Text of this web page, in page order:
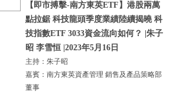
【即市搏擊-南方東英ETF】港股兩萬
點拉鋸 科技龍頭季度業績陸續揭曉 科
技指數ETF 3033資金流向如何？ |朱子
昭 李雪恒 |2023年5月16日
主持：朱子昭
嘉賓：南方東英資產管理 銷售及產品策略部
董事